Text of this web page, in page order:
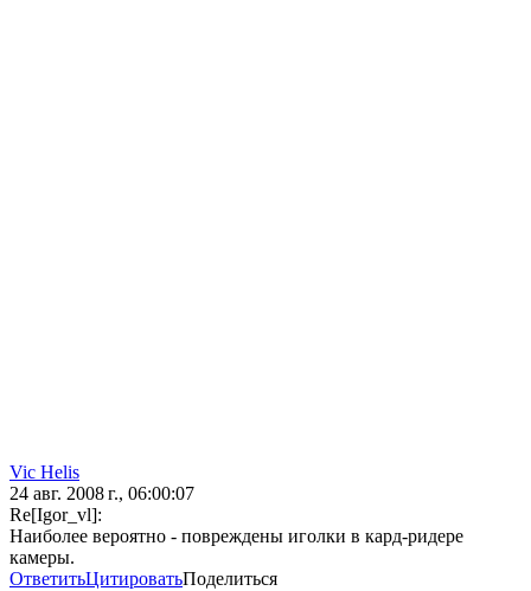
Vic Hеlis
24 авг. 2008 г., 06:00:07
Re[Igor_vl]:
Наиболее вероятно - повреждены иголки в кард-ридере
камеры.
ОтветитьЦитироватьПоделиться